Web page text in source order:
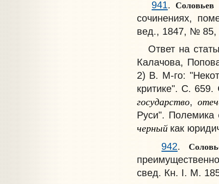
941.
сочинениях,
вед., 1847, № 85,
Ответ на
Калачова,
2) В. M-го:
критике". С.
государство,
Руси". Полемика
черный как
942.
свед. Кн. I. М.